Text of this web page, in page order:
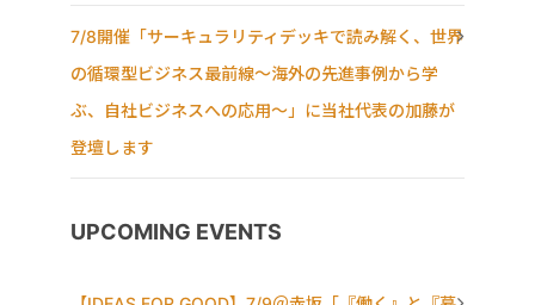
7/8開催「サーキュラリティデッキで読み解く、世界
の循環型ビジネス最前線〜海外の先進事例から学
ぶ、自社ビジネスへの応用〜」に当社代表の加藤が
登壇します
UPCOMING EVENTS